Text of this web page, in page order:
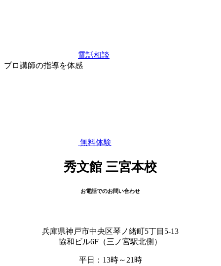
電話相談
プロ講師の指導を体感
無料体験
秀文館 三宮本校
お電話でのお問い合わせ
兵庫県神戸市中央区琴ノ緒町5丁目5-13
協和ビル6F（三ノ宮駅北側）
平日：13時～21時